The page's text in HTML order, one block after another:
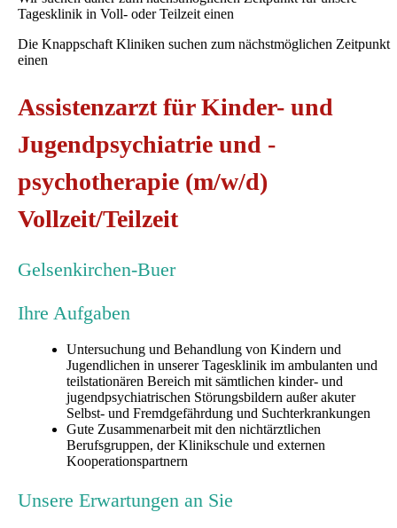
Tagesklinik in Voll- oder Teilzeit einen
Die Knappschaft Kliniken suchen zum nächstmöglichen Zeitpunkt
einen
Assistenzarzt für Kinder- und
Jugendpsychiatrie und -
psychotherapie (m/w/d)
Vollzeit/Teilzeit
Gelsenkirchen-Buer
Ihre Aufgaben
Untersuchung und Behandlung von Kindern und
Jugendlichen in unserer Tagesklinik im ambulanten und
teilstationären Bereich mit sämtlichen kinder- und
jugendpsychiatrischen Störungsbildern außer akuter
Selbst- und Fremdgefährdung und Suchterkrankungen
Gute Zusammenarbeit mit den nichtärztlichen
Berufsgruppen, der Klinikschule und externen
Kooperationspartnern
Unsere Erwartungen an Sie